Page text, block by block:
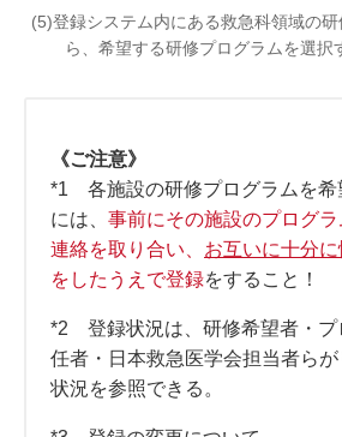
登録システム内にある救急科領域の
ら、希望する研修プログラムを選択
《ご注意》
*1 各施設の研修プログラムを希
には、 事前にその施設のプログ
連絡を取り合い、 お互いに十分
をしたうえで登録をすること！
*2 登録状況は、研修希望者・プ
任者・日本救急医学会担当者ら
状況を参照できる。